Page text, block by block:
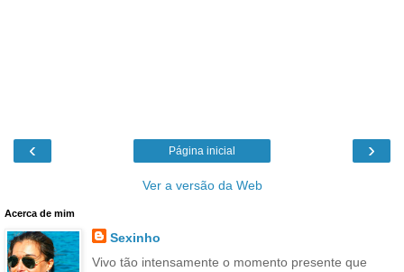
‹ ›
Página inicial
Ver a versão da Web
Acerca de mim
Sexinho
Vivo tão intensamente o momento presente que